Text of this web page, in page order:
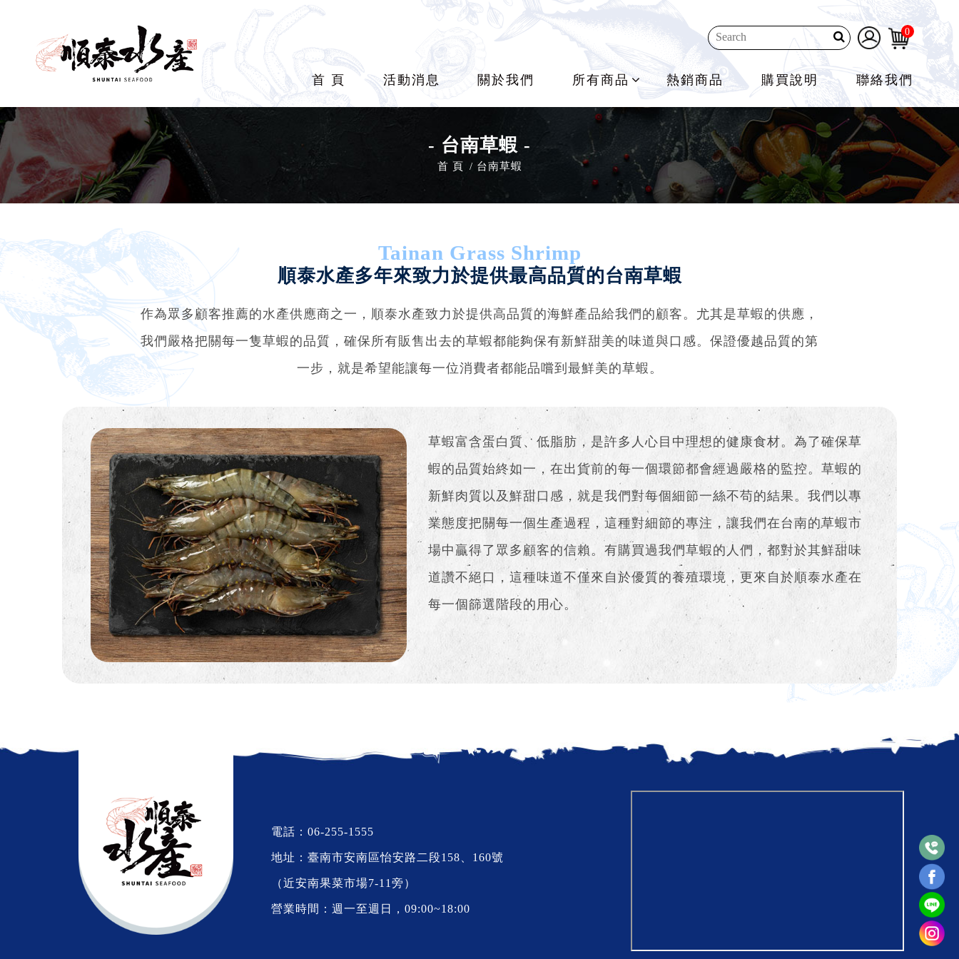
0
首 頁 活動消息 關於我們 所有商品 熱銷商品 購買說明 聯絡我們
- 台南草蝦 -
首 頁 台南草蝦
Tainan Grass Shrimp
順泰水產多年來致力於提供最高品質的台南草蝦
作為眾多顧客推薦的水產供應商之一，順泰水產致力於提供高品質的海鮮產品給我們的顧客。尤其是草蝦的供應，
我們嚴格把關每一隻草蝦的品質，確保所有販售出去的草蝦都能夠保有新鮮甜美的味道與口感。保證優越品質的第
一步，就是希望能讓每一位消費者都能品嚐到最鮮美的草蝦。
草蝦富含蛋白質、低脂肪，是許多人心目中理想的健康食材。為了確保草
蝦的品質始終如一，在出貨前的每一個環節都會經過嚴格的監控。草蝦的
新鮮肉質以及鮮甜口感，就是我們對每個細節一絲不苟的結果。我們以專
業態度把關每一個生產過程，這種對細節的專注，讓我們在台南的草蝦市
場中贏得了眾多顧客的信賴。有購買過我們草蝦的人們，都對於其鮮甜味
道讚不絕口，這種味道不僅來自於優質的養殖環境，更來自於順泰水產在
每一個篩選階段的用心。
電話： 06-255-1555
地址：臺南市安南區怡安路二段158、160號
（近安南果菜市場7-11旁）
營業時間：週一至週日，09:00~18:00